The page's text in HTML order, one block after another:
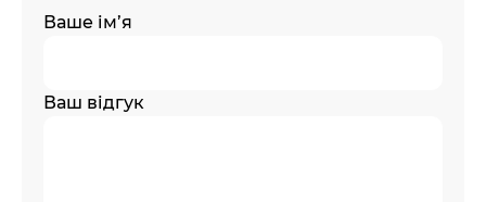
Ваше ім’я
Ваш відгук